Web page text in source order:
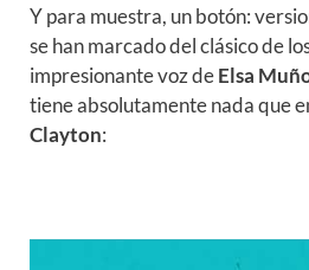
Y para muestra, un botón:
se han marcado del clásico de
impresionante voz deElsa
tiene absolutamente nada que
Clayton: